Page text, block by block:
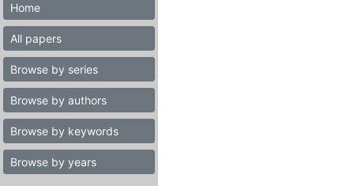
Home
All papers
Browse by series
Browse by authors
Browse by keywords
Browse by years